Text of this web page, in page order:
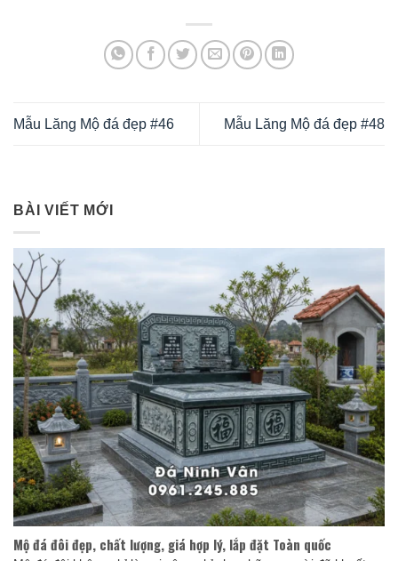
Mẫu Lăng Mộ đá đẹp #46 Mẫu Lăng Mộ đá đẹp #48
BÀI VIẾT MỚI
Mộ đá đôi đẹp, chất lượng, giá hợp lý, lắp đặt Toàn quốc